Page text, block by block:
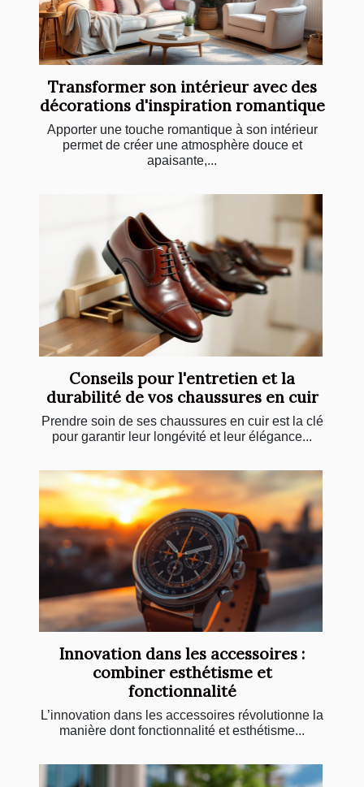
Transformer son intérieur avec des
décorations d'inspiration romantique
Apporter une touche romantique à son intérieur
permet de créer une atmosphère douce et
apaisante,...
Conseils pour l'entretien et la
durabilité de vos chaussures en cuir
Prendre soin de ses chaussures en cuir est la clé
pour garantir leur longévité et leur élégance...
Innovation dans les accessoires :
combiner esthétisme et
fonctionnalité
L’innovation dans les accessoires révolutionne la
manière dont fonctionnalité et esthétisme...